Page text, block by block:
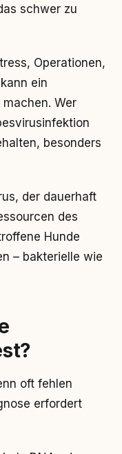
schwer zu
Operationen,
ein
Wer
besonders
der dauerhaft
des
Hunde
– bakterielle wie
oft fehlen
erfordert